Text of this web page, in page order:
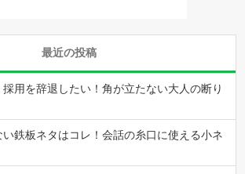
最近の投稿
用を辞退したい！角が立たない大人の断り
鉄板ネタはコレ！会話の糸口に使える小ネ